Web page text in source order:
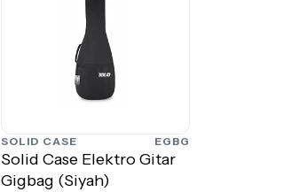
SOLID CASE EGBG
Solid Case Elektro Gitar
Gigbag (Siyah)